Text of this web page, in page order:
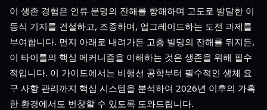
이 생존 경험은 인류 문명의 잔해를 항해하며 고도로 발달한 이
동식 기지를 건설하고, 조종하며, 업그레이드하는 도전 과제를
부여합니다. 먼지 아래로 내려가든 고층 빌딩의 잔해를 뒤지든,
이 타이틀의 핵심 메커니즘을 이해하는 것은 생존을 위해 필수
적입니다. 이 가이드에서는 비행선 공학부터 필수적인 생체 요
구 사항 관리까지 핵심 시스템을 분석하여 2026년 이후의 가혹
한 환경에서도 번창할 수 있도록 도와드립니다.